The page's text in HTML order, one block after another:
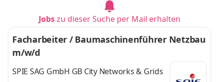
Jobszu dieser Suche per Mail erhalten
Facharbeiter / Baumaschinenführer Netzbau
m/w/d
SPIE SAG GmbH GB City Networks & Grids